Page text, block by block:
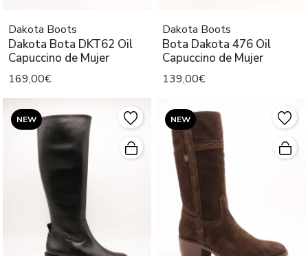
Dakota Boots
Dakota Bota DKT62 Oil
Capuccino de Mujer
169,00€
Dakota Boots
Bota Dakota 476 Oil
Capuccino de Mujer
139,00€
NEW NEW